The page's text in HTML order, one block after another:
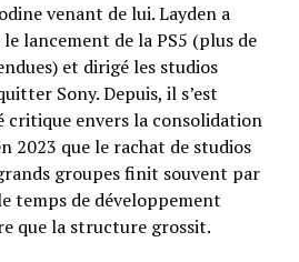
venant de lui. Layden a
lancement de la PS5 (plus de
et dirigé les studios
Sony. Depuis, il s’est
envers la consolidation
2023 que le rachat de studios
groupes finit souvent par
temps de développement
que la structure grossit.